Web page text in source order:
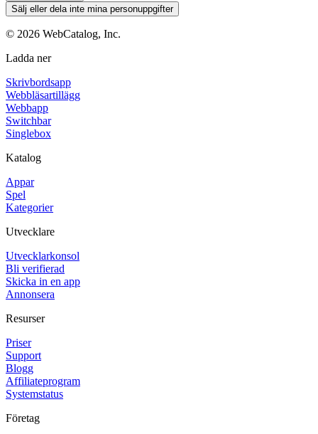
Sälj eller dela inte mina personuppgifter
© 2026 WebCatalog, Inc.
Ladda ner
Skrivbordsapp
Webbläsartillägg
Webbapp
Switchbar
Singlebox
Katalog
Appar
Spel
Kategorier
Utvecklare
Utvecklarkonsol
Bli verifierad
Skicka in en app
Annonsera
Resurser
Priser
Support
Blogg
Affiliateprogram
Systemstatus
Företag